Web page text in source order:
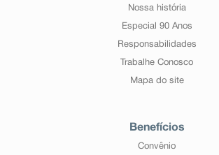
Nossa história
Especial 90 Anos
Responsabilidades
Trabalhe Conosco
Mapa do site
Benefícios
Convênio